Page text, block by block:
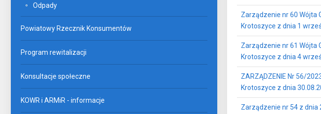
Zarządzenie nr 60 Wójta
Krotoszyce z dnia 1
Zarządzenie nr 61 Wójta
Krotoszyce z dnia 4
ZARZĄDZENIE Nr 56/
Krotoszyce z dnia
Zarządzenie nr 54 z dnia
Odpady
Powiatowy Rzecznik Konsumentów
Program rewitalizacji
Konsultacje społeczne
KOWR i ARMiR - informacje